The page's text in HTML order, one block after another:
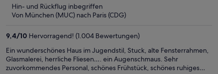
Person
Hin- und Rückflug inbegriffen
Von München (MUC) nach Paris (CDG)
9,4/10 Hervorragend! (1.004 Bewertungen)
Ein wunderschönes Haus im Jugendstil, Stuck, alte Fensterrahmen,
Glasmalerei, herrliche Fliesen…. ein Augenschmaus. Sehr
zuvorkommendes Personal, schönes Frühstück, schönes ruhiges